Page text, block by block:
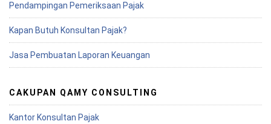
Pendampingan Pemeriksaan Pajak
Kapan Butuh Konsultan Pajak?
Jasa Pembuatan Laporan Keuangan
CAKUPAN QAMY CONSULTING
Kantor Konsultan Pajak